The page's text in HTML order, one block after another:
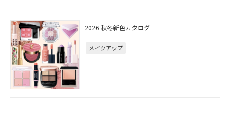
2026 秋冬新色カタログ
メイクアップ